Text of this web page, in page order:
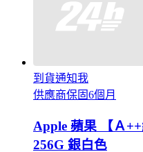
到貨通知我
供應商保固6個月
Apple 蘋果 【Ａ
256G 銀白色